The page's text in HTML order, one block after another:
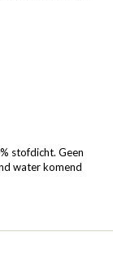
stofdicht. Geen
water komend